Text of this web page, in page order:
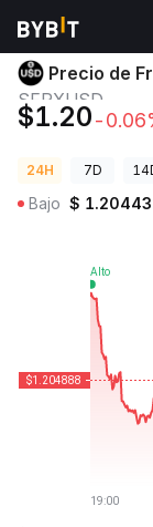
Precios de
Precio de
SFRXUSD
$1.20-
24H 7D
Bajo $